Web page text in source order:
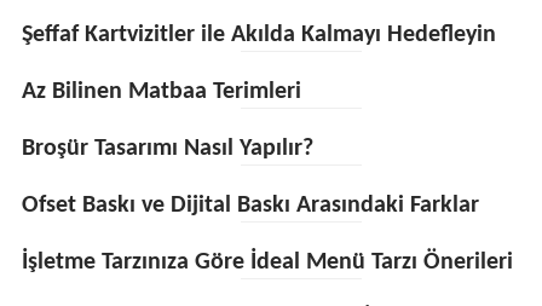
Şeffaf Kartvizitler ile Akılda Kalmayı Hedefleyin
Az Bilinen Matbaa Terimleri
Broşür Tasarımı Nasıl Yapılır?
Ofset Baskı ve Dijital Baskı Arasındaki Farklar
İşletme Tarzınıza Göre İdeal Menü Tarzı Önerileri